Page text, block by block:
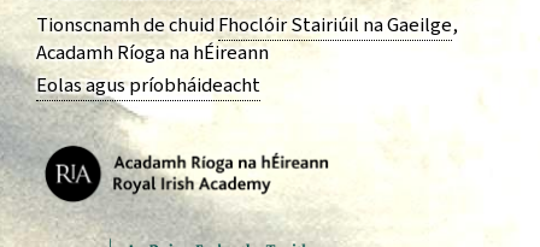
Tionscnamh de chuidFhoclóir Stairiúil na Gaeilge,
Acadamh Ríoga na hÉireann
Eolas agus príobháideacht